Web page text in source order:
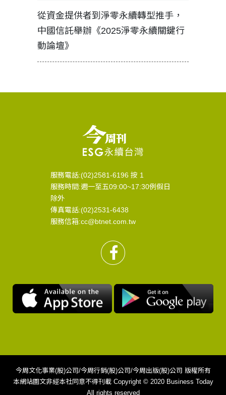
從資金提供者到淨零永續轉型推手，
中國信託舉辦《2025淨零永續關鍵行
動論壇》
服務電話:(02)2581-6196 按 1
服務時間:週一至五09:00~17:30例假日
除外
傳真電話:(02)2531-6438
服務信箱:cc@btnet.com.tw
今周文化事業(股)公司/今周行銷(股)公司/今周出版(股)公司 版權所有
本網站圖文非經本社同意不得刊載 Copyright © 2020 Business Today
All rights reserved